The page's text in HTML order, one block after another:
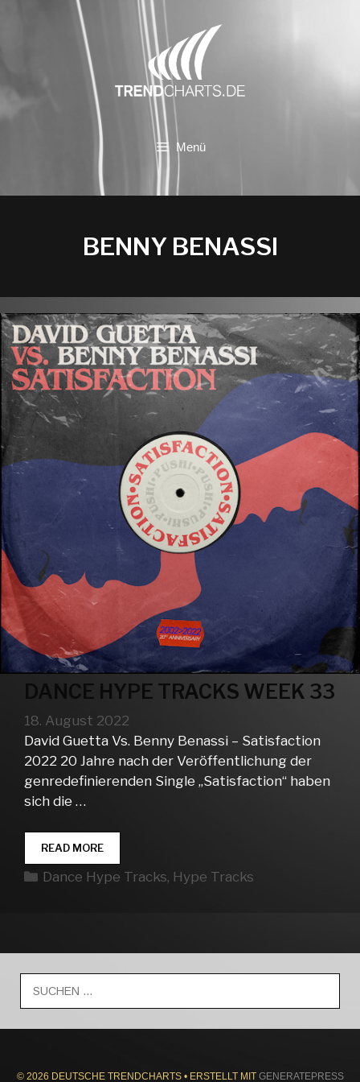
Menü
BENNY BENASSI
DANCE HYPE TRACKS WEEK 33
18. August 2022
David Guetta Vs. Benny Benassi – Satisfaction
2022 20 Jahre nach der Veröffentlichung der
genredefinierenden Single „Satisfaction“ haben
sich die …
READ MOREDANCE
HYPE
TRACKS
Kategorien
Dance Hype Tracks, Hype Tracks
nach:
© 2026 DEUTSCHE TRENDCHARTS• ERSTELLT MIT GENERATEPRESS